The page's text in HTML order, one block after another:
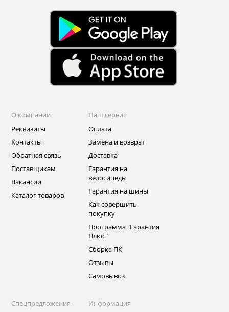
О компании
Реквизиты
Контакты
Обратная связь
Поставщикам
Вакансии
Каталог товаров
Наш сервис
Оплата
Замена и возврат
Доставка
Гарантия на
велосипеды
Гарантия на шины
Как совершить
покупку
Программа "Гарантия
Плюс"
Сборка ПК
Отзывы
Самовывоз
Спецпредложения
Информация